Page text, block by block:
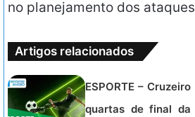
no planejamento dos
Artigos relacionados
ESPORTE –
quartas de final da